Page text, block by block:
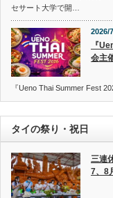
セサート大学で開…
2026/
『
会主
『Ueno Thai Summer Fest
タイの祭り・祝日
三連
7、8